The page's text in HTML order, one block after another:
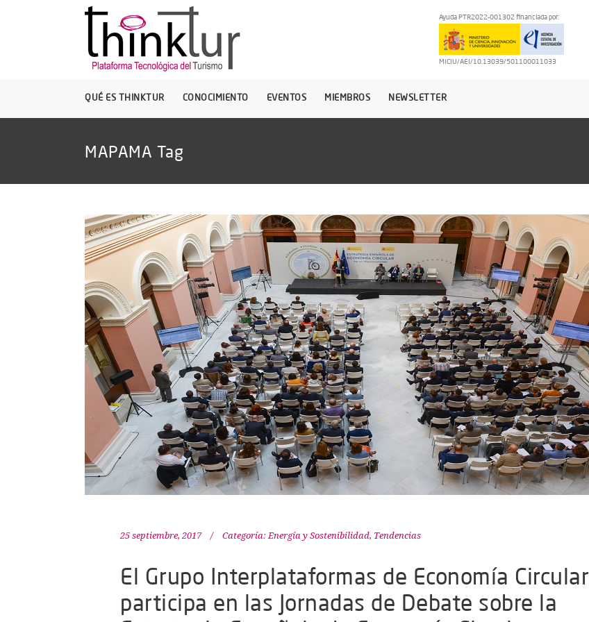
Ayuda PTR2022-001302 financiada por:
MICIU/AEI/10.13039/501100011033
QUÉ ES THINKTUR CONOCIMIENTO EVENTOS MIEMBROS NEWSLETTER
MAPAMA Tag
25 septiembre, 2017 Categoría: Energía y Sostenibilidad, Tendencias
El Grupo Interplataformas de Economía Circular
participa en las Jornadas de Debate sobre la